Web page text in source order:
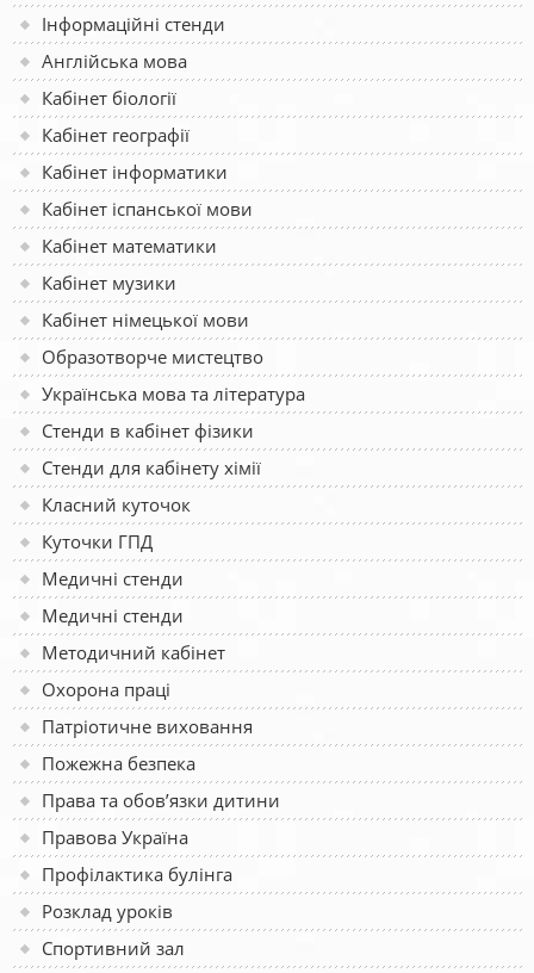
Інформаційні стенди
Англійська мова
Кабінет біології
Кабінет географії
Кабінет інформатики
Кабінет іспанської мови
Кабінет математики
Кабінет музики
Кабінет німецької мови
Образотворче мистецтво
Українська мова та література
Стенди в кабінет фізики
Стенди для кабінету хімії
Класний куточок
Куточки ГПД
Медичні стенди
Медичні стенди
Методичний кабінет
Охорона праці
Патріотичне виховання
Пожежна безпека
Права та обов’язки дитини
Правова Україна
Профілактика булінга
Розклад уроків
Спортивний зал